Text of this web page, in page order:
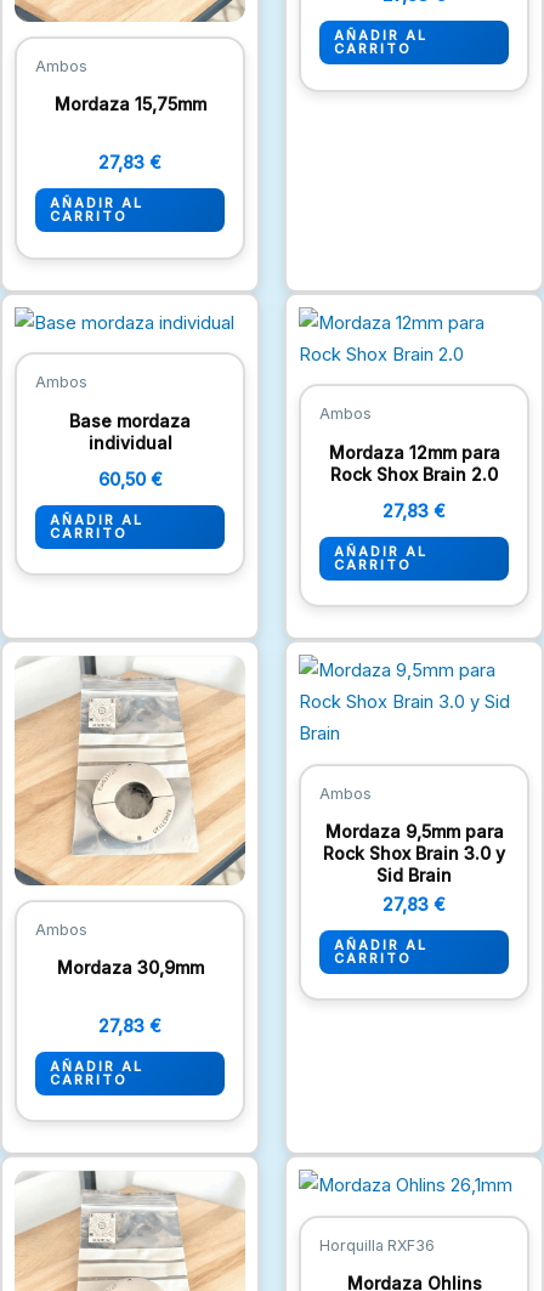
Ambos
Mordaza 15,75mm
27,83 €
AÑADIR AL
CARRITO
AÑADIR AL
CARRITO
Ambos
Base mordaza
individual
60,50 €
AÑADIR AL
CARRITO
Ambos
Mordaza 12mm para
Rock Shox Brain 2.0
27,83 €
AÑADIR AL
CARRITO
Ambos
Mordaza 30,9mm
27,83 €
AÑADIR AL
CARRITO
Ambos
Mordaza 9,5mm para
Rock Shox Brain 3.0 y
Sid Brain
27,83 €
AÑADIR AL
CARRITO
Horquilla RXF36
Mordaza Ohlins